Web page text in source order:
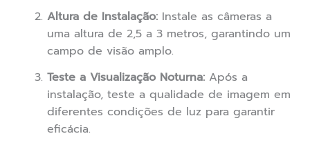
Altura de Instalação: Instale as câmeras a
uma altura de 2,5 a 3 metros, garantindo um
campo de visão amplo.
Teste a Visualização Noturna: Após a
instalação, teste a qualidade de imagem em
diferentes condições de luz para garantir
eficácia.